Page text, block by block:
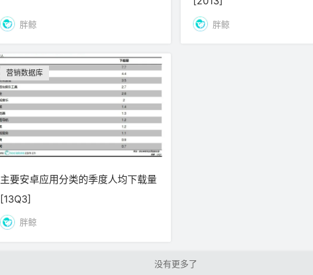
胖鲸 胖鲸
营销数据库
主要安卓应用分类的季度人均下载量
[13Q3]
胖鲸
加载更多